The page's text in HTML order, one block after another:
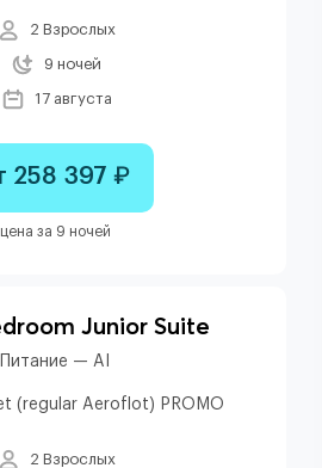
2 Взрослых
9 ночей
17 августа
258 397 ₽
цена за 9 ночей
Junior Suite
Питание — AI
(regular Aeroflot) PROMO
2 Взрослых